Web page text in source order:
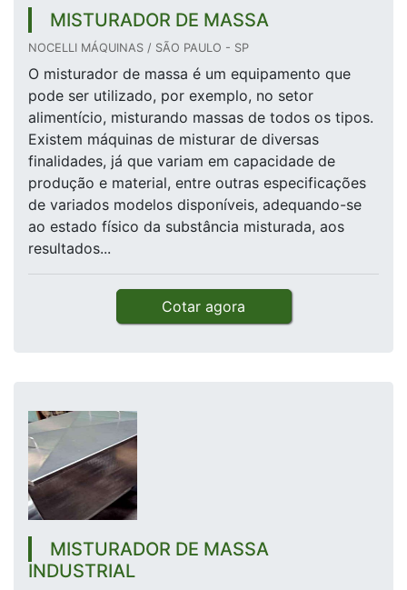
MISTURADOR DE MASSA
NOCELLI MÁQUINAS / SÃO PAULO - SP
O misturador de massa é um equipamento que
pode ser utilizado, por exemplo, no setor
alimentício, misturando massas de todos os tipos.
Existem máquinas de misturar de diversas
finalidades, já que variam em capacidade de
produção e material, entre outras especificações
de variados modelos disponíveis, adequando-se
ao estado físico da substância misturada, aos
resultados...
Cotar agora
MISTURADOR DE MASSA
INDUSTRIAL